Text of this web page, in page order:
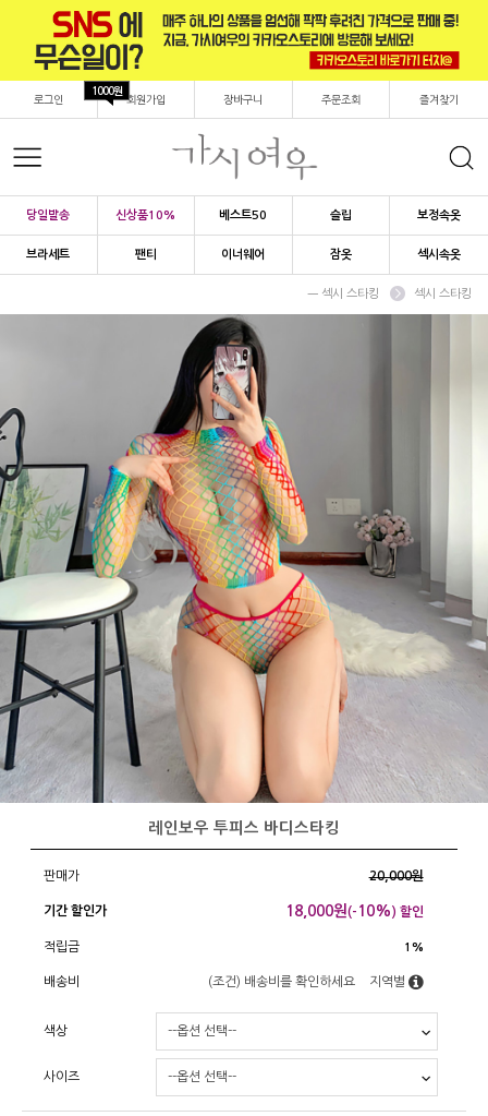
로그인 회원가입
1000원
장바구니 주문조회 즐겨찾기
당일발송 신상품10% 베스트50 슬립 보정속옷
브라세트 팬티 이너웨어 잠옷 섹시속옷
ㅡ 섹시 스타킹 섹시 스타킹
레인보우 투피스 바디스타킹
판매가 20,000원
기간 할인가 18,000원(- 10%) 할인
적립금 1%
배송비 (조건) 배송비를 확인하세요 지역별
색상
사이즈